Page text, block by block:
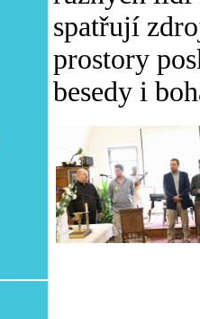
spatřují
prostory
besedy i